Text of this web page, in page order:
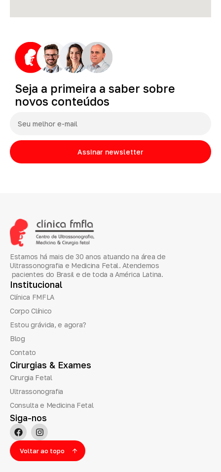
Seja a primeira a saber sobre
novos conteúdos
Assinar newsletter
Estamos há mais de 30 anos atuando na área de
Ultrassonografia e Medicina Fetal. Atendemos
pacientes do Brasil e de toda a América Latina.
Institucional
Clínica FMFLA
Corpo Clínico
Estou grávida, e agora?
Blog
Contato
Cirurgias & Exames
Cirurgia Fetal
Ultrassonografia
Consulta e Medicina Fetal
Siga-nos
Voltar ao topo